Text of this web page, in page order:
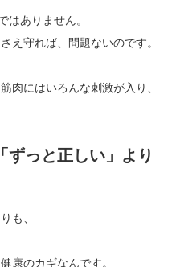
ありません。
え守れば、問題ないのです。
肉にはいろんな刺激が入り、
ずっと正しい」より
も、
康のカギなんです。